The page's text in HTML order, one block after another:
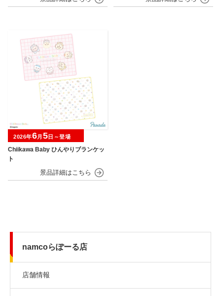
Chiikawa Baby ひんやりブランケッ
ト
2026年6月 5日～登場
namcoらぽーる店
店舗情報